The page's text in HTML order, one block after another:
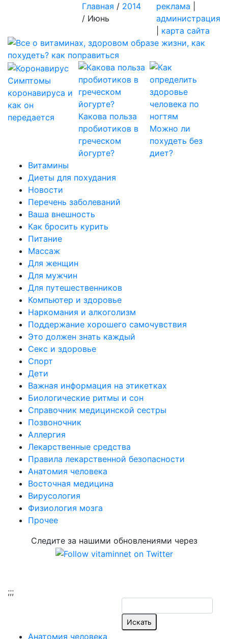
Главная / 2014
/ Июнь
реклама
администрация
карта сайта
Симптомы
коронавируса и
как он
передается
Какова польза
пробиотиков в
греческом
йогурте?
Можно ли
похудеть без
диет?
Витамины
Диеты для похудания
Новости
Перечень заболеваний
Ваша внешность
Как бросить курить
Питание
Массаж
Для женщин
Для мужчин
Для путешественников
Компьютер и здоровье
Наркомания и алкоголизм
Поддержание хорошего самочувствия
Это должен знать каждый
Секс и здоровье
Спорт
Дети
Важная информация на этикетках
Биологические ритмы и сон
Справочник медицинской сестры
Позвоночник
Аллергия
Лекарственные средства
Правила лекарственной безопасности
Aнатомия человека
Восточная медицина
Вирусология
Физиология мозга
Прочее
Следите за нашими обновлениями через
;;;
Aнатомия человека